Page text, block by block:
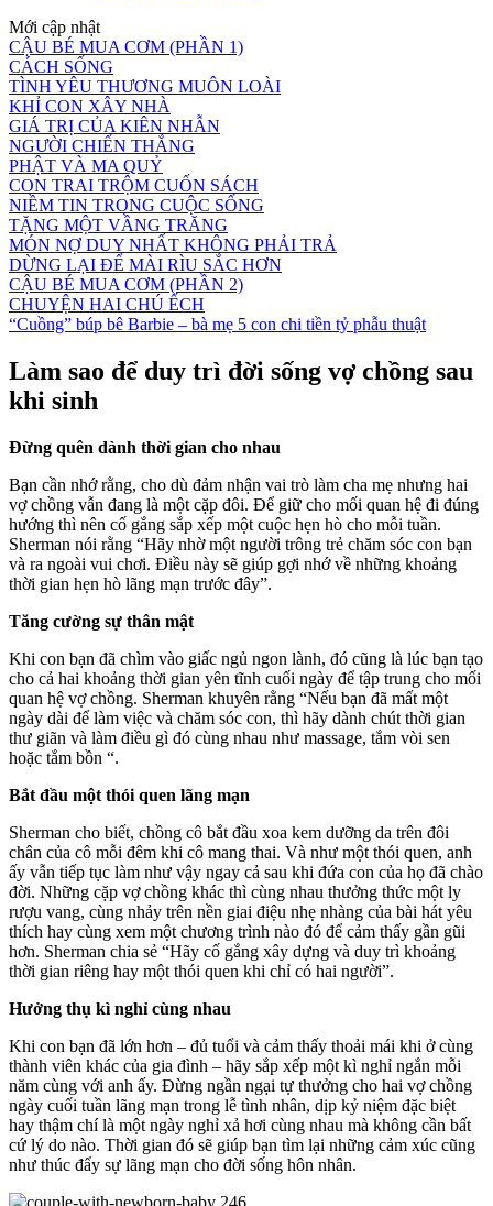
Mới cập nhật
CẬU BÉ MUA CƠM (PHẦN 1)
CÁCH SỐNG
TÌNH YÊU THƯƠNG MUÔN LOÀI
KHỈ CON XÂY NHÀ
GIÁ TRỊ CỦA KIÊN NHẪN
NGƯỜI CHIẾN THẮNG
PHẬT VÀ MA QUỶ
CON TRAI TRỘM CUỐN SÁCH
NIỀM TIN TRONG CUỘC SỐNG
TẶNG MỘT VẦNG TRĂNG
MÓN NỢ DUY NHẤT KHÔNG PHẢI TRẢ
DỪNG LẠI ĐỂ MÀI RÌU SẮC HƠN
CẬU BÉ MUA CƠM (PHẦN 2)
CHUYỆN HAI CHÚ ẾCH
“Cuồng” búp bê Barbie – bà mẹ 5 con chi tiền tỷ phẫu thuật
Làm sao để duy trì đời sống vợ chồng sau
khi sinh
Đừng quên dành thời gian cho nhau
Bạn cần nhớ rằng, cho dù đảm nhận vai trò làm cha mẹ nhưng hai
vợ chồng vẫn đang là một cặp đôi. Để giữ cho mối quan hệ đi đúng
hướng thì nên cố gắng sắp xếp một cuộc hẹn hò cho mỗi tuần.
Sherman nói rằng “Hãy nhờ một người trông trẻ chăm sóc con bạn
và ra ngoài vui chơi. Điều này sẽ giúp gợi nhớ về những khoảng
thời gian hẹn hò lãng mạn trước đây”.
Tăng cường sự thân mật
Khi con bạn đã chìm vào giấc ngủ ngon lành, đó cũng là lúc bạn tạo
cho cả hai khoảng thời gian yên tĩnh cuối ngày để tập trung cho mối
quan hệ vợ chồng. Sherman khuyên rằng “Nếu bạn đã mất một
ngày dài để làm việc và chăm sóc con, thì hãy dành chút thời gian
thư giãn và làm điều gì đó cùng nhau như massage, tắm vòi sen
hoặc tắm bồn “.
Bắt đầu một thói quen lãng mạn
Sherman cho biết, chồng cô bắt đầu xoa kem dưỡng da trên đôi
chân của cô mỗi đêm khi cô mang thai. Và như một thói quen, anh
ấy vẫn tiếp tục làm như vậy ngay cả sau khi đứa con của họ đã chào
đời. Những cặp vợ chồng khác thì cùng nhau thưởng thức một ly
rượu vang, cùng nhảy trên nền giai điệu nhẹ nhàng của bài hát yêu
thích hay cùng xem một chương trình nào đó để cảm thấy gần gũi
hơn. Sherman chia sẻ “Hãy cố gắng xây dựng và duy trì khoảng
thời gian riêng hay một thói quen khi chỉ có hai người”.
Hưởng thụ kì nghỉ cùng nhau
Khi con bạn đã lớn hơn – đủ tuổi và cảm thấy thoải mái khi ở cùng
thành viên khác của gia đình – hãy sắp xếp một kì nghỉ ngắn mỗi
năm cùng với anh ấy. Đừng ngần ngại tự thưởng cho hai vợ chồng
ngày cuối tuần lãng mạn trong lễ tình nhân, dịp kỷ niệm đặc biệt
hay thậm chí là một ngày nghỉ xả hơi cùng nhau mà không cần bất
cứ lý do nào. Thời gian đó sẽ giúp bạn tìm lại những cảm xúc cũng
như thúc đẩy sự lãng mạn cho đời sống hôn nhân.